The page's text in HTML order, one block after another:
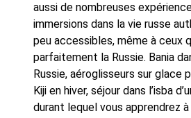
aussi de nombreuses
immersions dans la vie russe
peu accessibles, même à ceux
parfaitement la Russie. Bania
Russie, aéroglisseurs sur glace
Kiji en hiver, séjour dans l’isba
durant lequel vous apprendrez